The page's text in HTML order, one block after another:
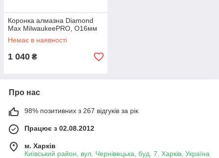
Коронка алмазна Diamond
Max MilwaukeePRO, O16мм
Немає в наявності
1 040 ₴
Про нас
98% позитивних з 267 відгуків за рік
Працює з 02.08.2012
м. Харків
Київський район, вул. Чернівецька, буд. 7, Харків, Україна